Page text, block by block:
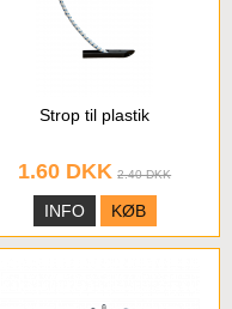
Strop til plastik
1.60 DKK 2.40 DKK
INFO KØB